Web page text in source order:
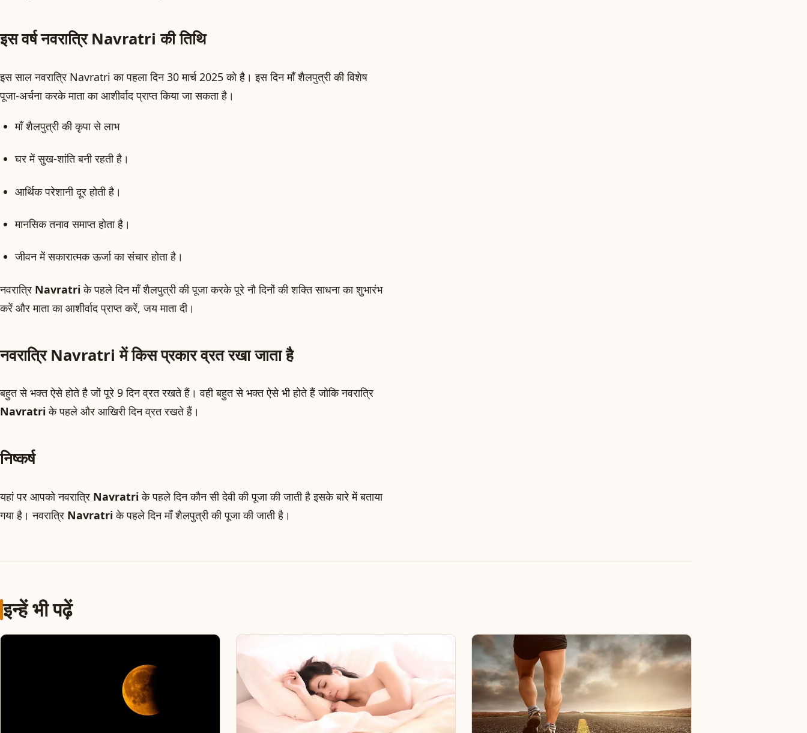
इस वर्ष नवरात्रि Navratri की तिथि
इस साल नवरात्रि Navratri का पहला दिन 30 मार्च 2025 को है। इस दिन माँ शैलपुत्री की विशेष
पूजा-अर्चना करके माता का आशीर्वाद प्राप्त किया जा सकता है।
माँ शैलपुत्री की कृपा से लाभ
घर में सुख-शांति बनी रहती है।
आर्थिक परेशानी दूर होती है।
मानसिक तनाव समाप्त होता है।
जीवन में सकारात्मक ऊर्जा का संचार होता है।
नवरात्रि Navratriके पहले दिन माँ शैलपुत्री की पूजा करके पूरे नौ दिनों की शक्ति साधना का शुभारंभ
करें और माता का आशीर्वाद प्राप्त करें, जय माता दी।
नवरात्रि Navratri में किस प्रकार व्रत रखा जाता है
बहुत से भक्त ऐसे होते है जों पूरे 9 दिन व्रत रखते हैं। वही बहुत से भक्त ऐसे भी होते हैं जोकि नवरात्रि
Navratriके पहले और आखिरी दिन व्रत रखते हैं।
निष्कर्ष
यहां पर आपको नवरात्रि Navratriके पहले दिन कौन सी देवी की पूजा की जाती है इसके बारे में बताया
गया है। नवरात्रि Navratriके पहले दिन माँ शैलपुत्री की पूजा की जाती है।
इन्हें भी पढ़ें